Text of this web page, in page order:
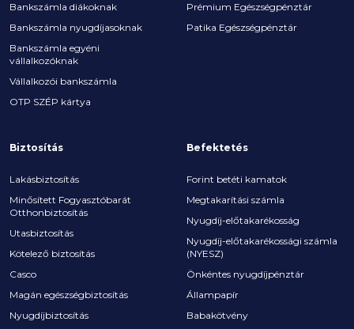
Bankszámla diákoknak
Bankszámla nyugdíjasoknak
Bankszámla egyéni
vállalkozóknak
Vállalkozói bankszámla
OTP SZÉP kártya
Prémium Egészségpénztár
Patika Egészségpénztár
Biztosítás
Lakásbiztosítás
Minősített Fogyasztóbarát
Otthonbiztosítás
Utasbiztosítás
Kötelező biztosítás
Casco
Magán egészségbiztosítás
Nyugdíjbiztosítás
Befektetés
Forint betéti kamatok
Megtakarítási számla
Nyugdíj-előtakarékosság
Nyugdíj-előtakarékossági számla
(NYESZ)
Önkéntes nyugdíjpénztár
Állampapír
Babakötvény